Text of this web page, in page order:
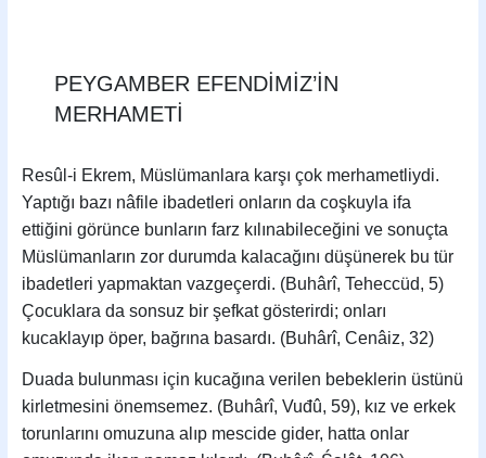
PEYGAMBER EFENDİMİZ’İN
MERHAMETİ
Resûl-i Ekrem, Müslümanlara karşı çok merhametliydi.
Yaptığı bazı nâfile ibadetleri onların da coşkuyla ifa
ettiğini görünce bunların farz kılınabileceğini ve sonuçta
Müslümanların zor durumda kalacağını düşünerek bu tür
ibadetleri yapmaktan vazgeçerdi. (Buhârî, Teheccüd, 5)
Çocuklara da sonsuz bir şefkat gösterirdi; onları
kucaklayıp öper, bağrına basardı. (Buhârî, Cenâiz, 32)
Duada bulunması için kucağına verilen bebeklerin üstünü
kirletmesini önemsemez. (Buhârî, Vuđû, 59), kız ve erkek
torunlarını omuzuna alıp mescide gider, hatta onlar